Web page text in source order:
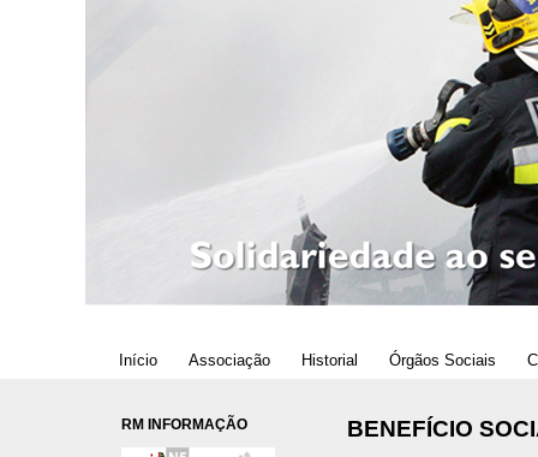
Início Associação Historial Órgãos Sociais
BENEFÍCIO
RM INFORMAÇÃO